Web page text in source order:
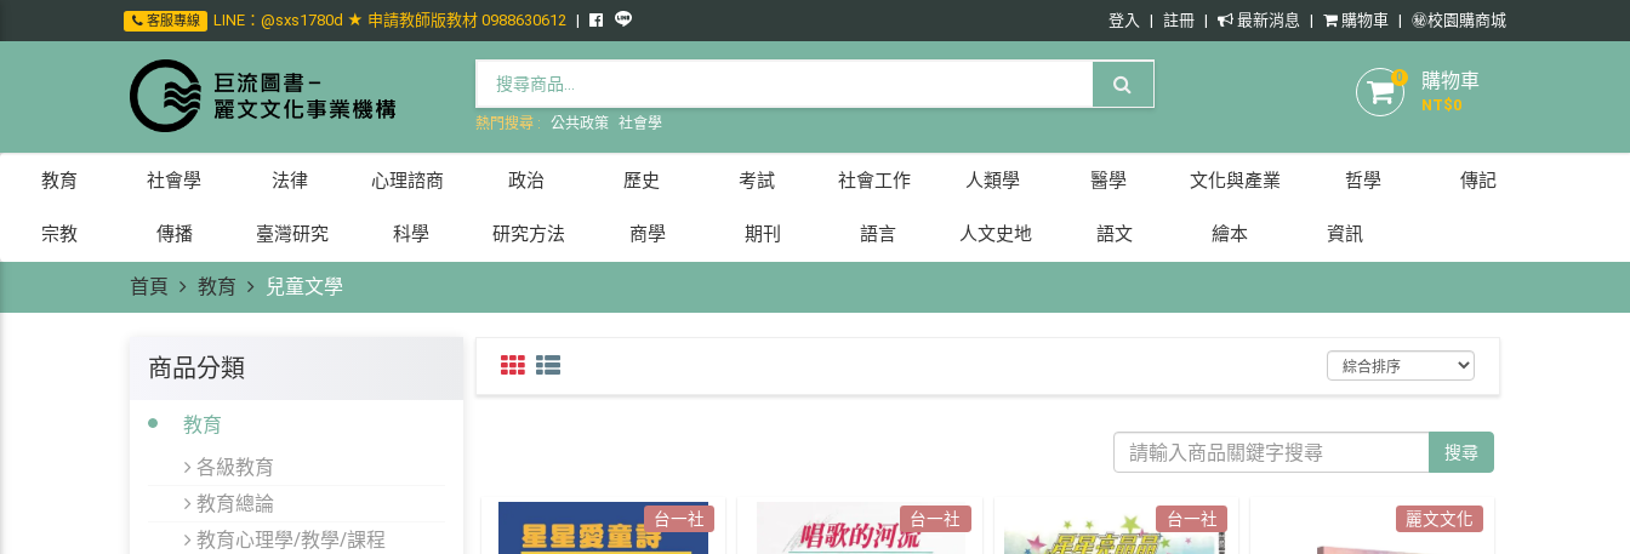
客服專線 LINE：@sxs1780d ★ 申請教師版教材 0988630612 登入 註冊 最新消息 購物車 ㊙️校園購商城
熱門搜尋 : 公共政策 社會學
0 購物車
NT$0
教育 社會學 法律 心理諮商 政治 歷史 考試 社會工作 人類學 醫學 文化與產業 哲學 傳記
宗教 傳播 臺灣研究 科學 研究方法 商學 期刊 語言 人文史地 語文 繪本 資訊
首頁 教育 兒童文學
商品分類
教育
各級教育
教育總論
教育心理學/教學/課程
搜尋
台一社 台一社 台一社 麗文文化